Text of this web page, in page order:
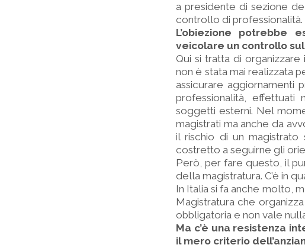
a presidente di sezione
controllo di
L’obiezione potrebbe
veicolare un controllo
Qui si tratta di organizzare
non è stata mai realizzata
assicurare aggiornamenti
professionalità,
soggetti esterni. Nel
magistrati ma anche da
il rischio di un
costretto a seguirne gli
Però, per fare questo, il
della magistratura. C’è in
In Italia si fa anche molto,
Magistratura che
obbligatoria e non vale
Ma c’è una resistenza
il mero criterio